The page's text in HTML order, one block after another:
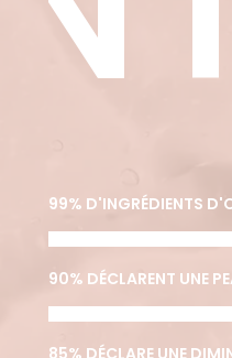
99% D'INGRÉDIENTS
90% DÉCLARENT UNE
85% DÉCLARE UNE